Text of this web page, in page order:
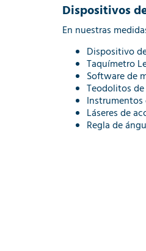
Dispositivos
En nuestras
Dispositivo
Taquímetro
Software de
Teodolitos
Instrumentos
Láseres de
Regla de